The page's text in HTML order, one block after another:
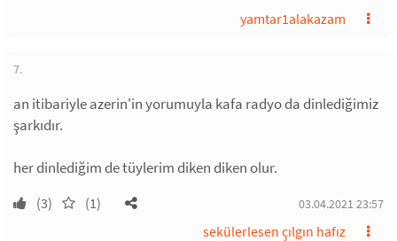
yamtar1alakazam
7.
an itibariyle azerin'in yorumuyla kafa radyo da dinlediğimiz
şarkıdır.
her dinlediğim de tüylerim diken diken olur.
(3) (1) 03.04.2021 23:57
sekülerlesen çılgın hafız